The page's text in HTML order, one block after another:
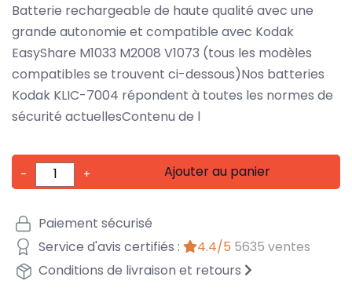
Batterie rechargeable de haute qualité avec une
grande autonomie et compatible avec Kodak
EasyShare M1033 M2008 V1073 (tous les modèles
compatibles se trouvent ci-dessous)Nos batteries
Kodak KLIC-7004 répondent à toutes les normes de
sécurité actuellesContenu de l
- + Ajouter au panier
Paiement sécurisé
Service d'avis certifiés :
4.4/5 5635 ventes
Conditions de livraison et retours